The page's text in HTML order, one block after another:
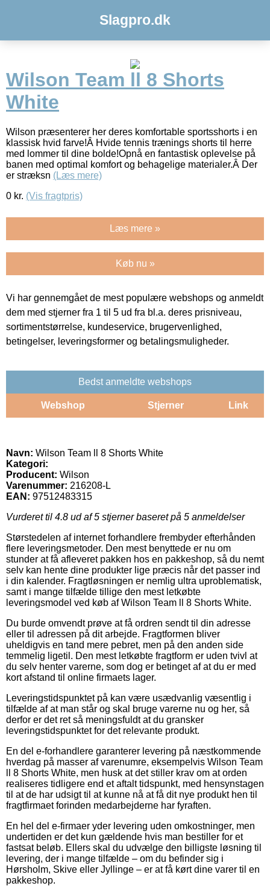
Slagpro.dk
Wilson Team ll 8 Shorts
White
Wilson præsenterer her deres komfortable sportsshorts i en
klassisk hvid farve!Â Hvide tennis trænings shorts til herre
med lommer til dine bolde!Opnå en fantastisk oplevelse på
banen med optimal komfort og behagelige materialer.Â Der
er stræksn (Læs mere)
0 kr. (Vis fragtpris)
Læs mere »
Køb nu »
Vi har gennemgået de mest populære webshops og anmeldt
dem med stjerner fra 1 til 5 ud fra bl.a. deres prisniveau,
sortimentstørrelse, kundeservice, brugervenlighed,
betingelser, leveringsformer og betalingsmuligheder.
Bedst anmeldte webshops
Webshop Stjerner Link
Navn: Wilson Team ll 8 Shorts White
Kategori:
Producent: Wilson
Varenummer: 216208-L
EAN: 97512483315
Vurderet til 4.8 ud af 5 stjerner baseret på 5 anmeldelser
Størstedelen af internet forhandlere frembyder efterhånden
flere leveringsmetoder. Den mest benyttede er nu om
stunder at få afleveret pakken hos en pakkeshop, så du nemt
selv kan hente dine produkter lige præcis når det passer ind
i din kalender. Fragtløsningen er nemlig ultra uproblematisk,
samt i mange tilfælde tillige den mest letkøbte
leveringsmodel ved køb af Wilson Team ll 8 Shorts White.
Du burde omvendt prøve at få ordren sendt til din adresse
eller til adressen på dit arbejde. Fragtformen bliver
uheldigvis en tand mere pebret, men på den anden side
temmelig ligetil. Den mest letkøbte fragtform er uden tvivl at
du selv henter varerne, som dog er betinget af at du er med
kort afstand til online firmaets lager.
Leveringstidspunktet på kan være usædvanlig væsentlig i
tilfælde af at man står og skal bruge varerne nu og her, så
derfor er det ret så meningsfuldt at du gransker
leveringstidspunktet for det relevante produkt.
En del e-forhandlere garanterer levering på næstkommende
hverdag på masser af varenumre, eksempelvis Wilson Team
ll 8 Shorts White, men husk at det stiller krav om at orden
realiseres tidligere end et aftalt tidspunkt, med hensynstagen
til at de har udsigt til at kunne nå at få dit nye produkt hen til
fragtfirmaet forinden medarbejderne har fyraften.
En hel del e-firmaer yder levering uden omkostninger, men
undertiden er det kun gældende hvis man bestiller for et
fastsat beløb. Ellers skal du udvælge den billigste løsning til
levering, der i mange tilfælde – om du befinder sig i
Hørsholm, Skive eller Jyllinge – er at få kørt dine varer til en
pakkeshop.